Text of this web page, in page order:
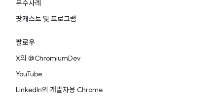
우수사례
팟캐스트 및 프로그램
팔로우
X의 @ChromiumDev
YouTube
LinkedIn의 개발자용 Chrome